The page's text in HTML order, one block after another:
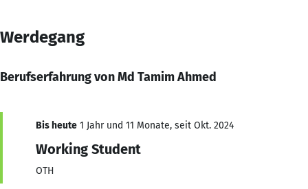
Werdegang
Berufserfahrung von Md Tamim Ahmed
Bis heute 1 Jahr und 11 Monate, seit Okt. 2024
Working Student
OTH